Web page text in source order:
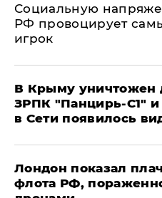
Социальную
РФ провоцирует
игрок
В Крыму уничтожен
ЗРПК "Панцирь-С1"
в Сети появилось
Лондон показал
флота РФ,